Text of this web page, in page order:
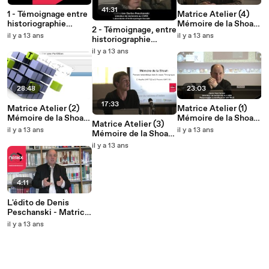
1 - Témoignage entre
historiographie
contemporaine et
grecque - Catherine
Darbo-Peschanski
il y a 13 ans
28:48
Matrice Atelier (2)
Mémoire de la Shoah
partie 2
il y a 13 ans
4:11
L'édito de Denis
Peschanski - Matrice
- Avril 2013
il y a 13 ans
41:31
2 - Témoignage, entre
historiographie
contemporaine et
grecque
il y a 13 ans
17:33
Matrice Atelier (3)
Mémoire de la Shoah
partie 3
il y a 13 ans
Matrice Atelier (4)
Mémoire de la Shoah
partie 4
il y a 13 ans
23:03
Matrice Atelier (1)
Mémoire de la Shoah
partie 1
il y a 13 ans